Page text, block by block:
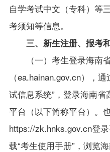
自学考试中文（专科）等
考须知等信息。
三、新生注册、报考
（一） 考生登录海南
（ea.hainan.gov.cn），
试信息系统”，登录海南
平台（以下简称平台）。
https://zk.hnks.gov.cn登
载“考生使用手册”，浏览